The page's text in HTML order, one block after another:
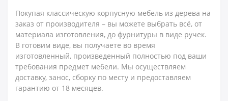
Покупая классическую корпусную мебель из дерева на
заказ от производителя – вы можете выбрать всё, от
материала изготовления, до фурнитуры в виде ручек.
В готовим виде, вы получаете во время
изготовленный, произведенный полностью под ваши
требования предмет мебели. Мы осуществляем
доставку, занос, сборку по месту и предоставляем
гарантию от 18 месяцев.